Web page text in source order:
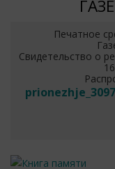
Печатное
Свидетельство о